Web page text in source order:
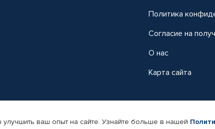
Политика
Согласие на
О нас
Карта сайта
магазин автомобильных товаров Автопрофи.
ваш опыт на сайте. Узнайте больше в нашей